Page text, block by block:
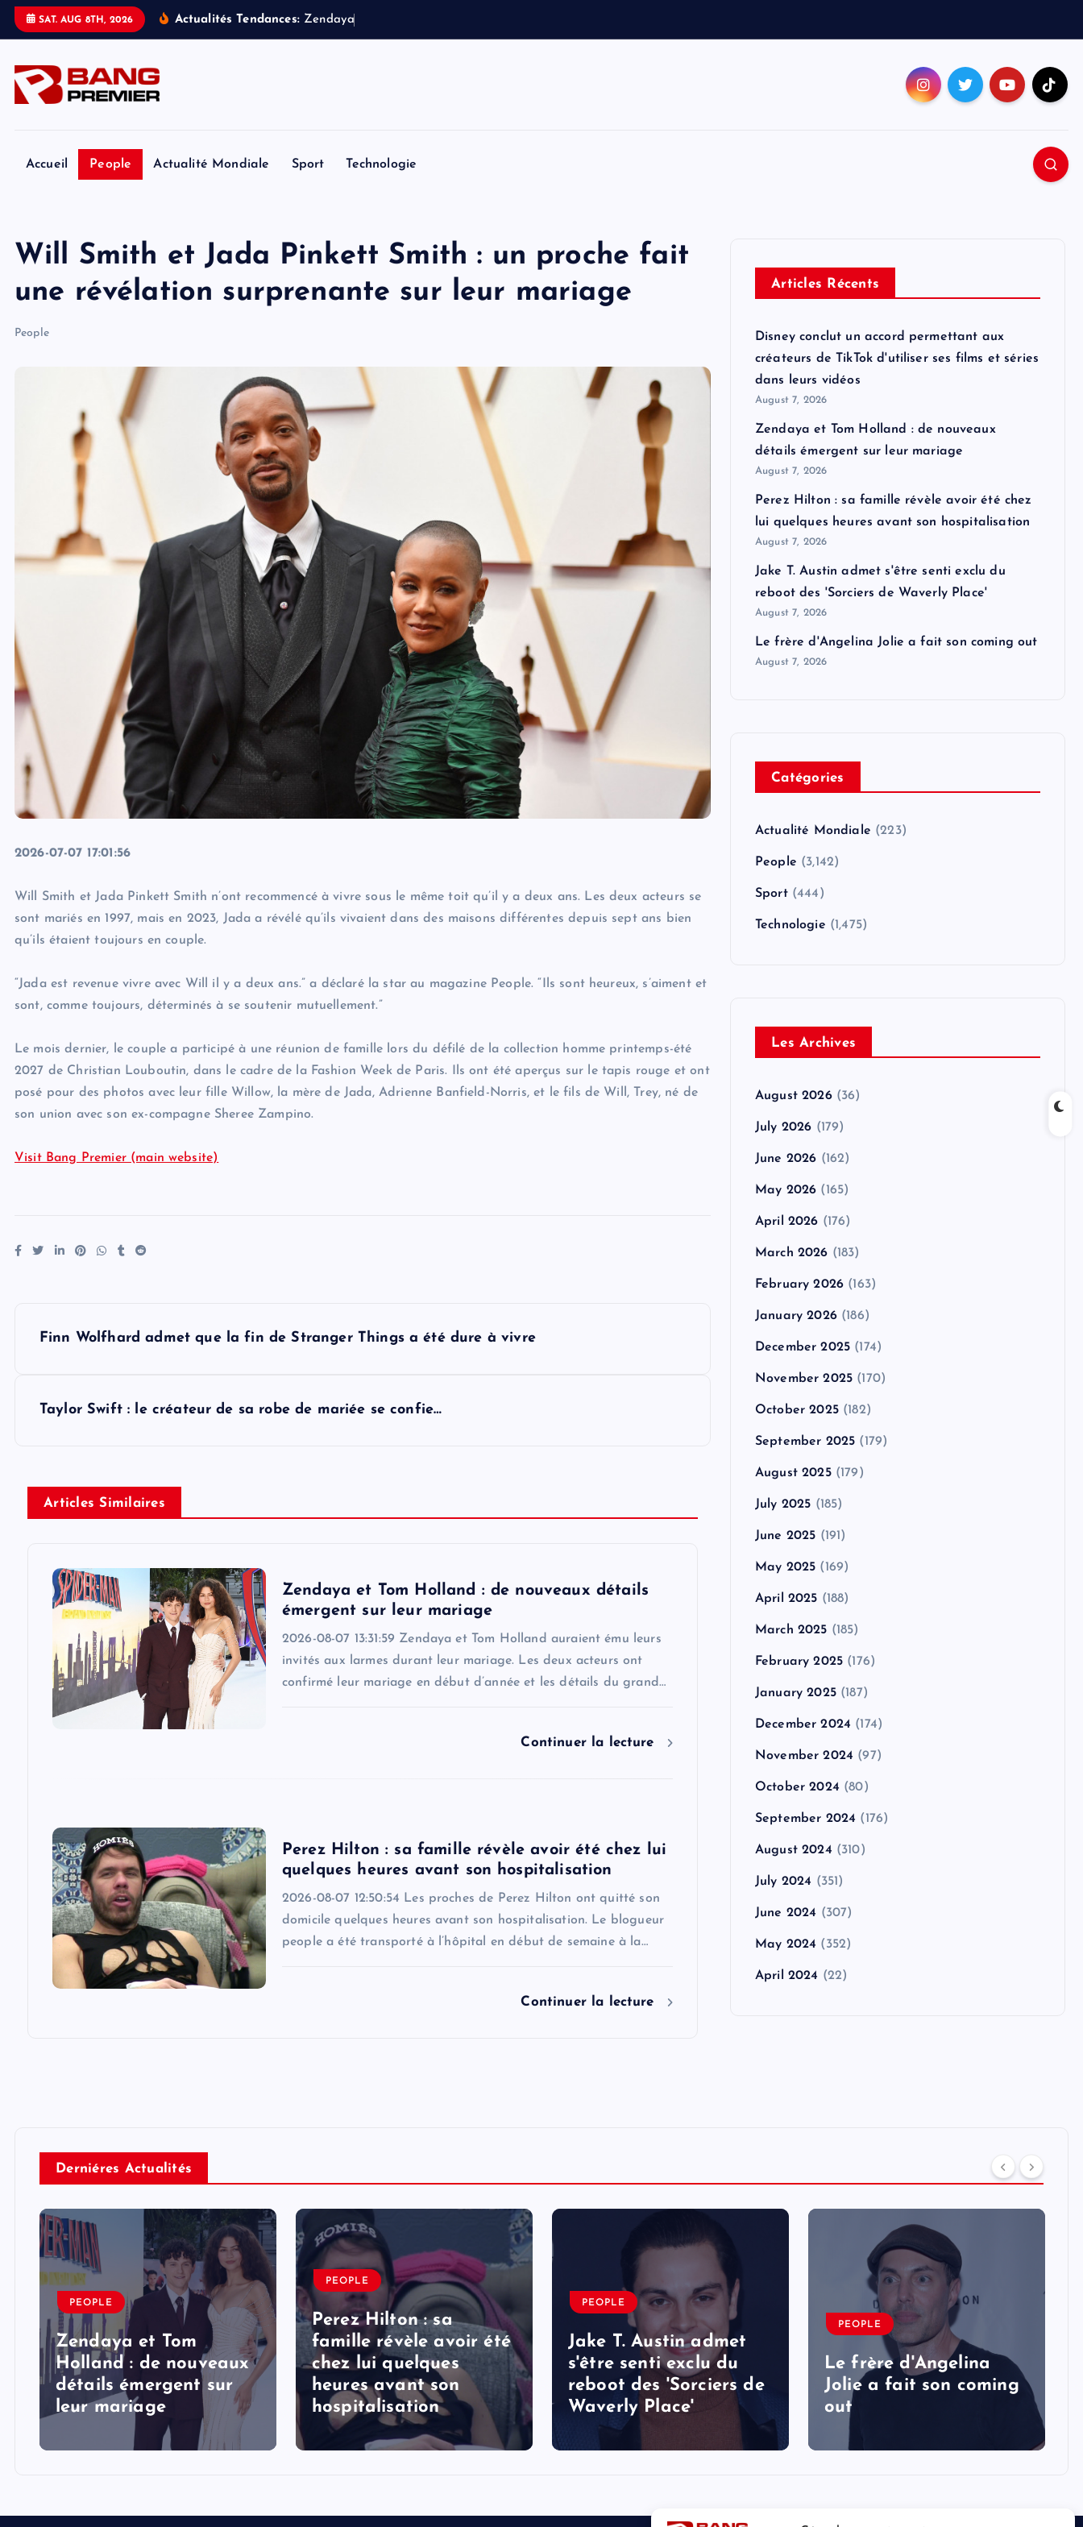
SAT. AUG 8TH, 2026 Actualités Tendances: Zendaya
Accueil People Actualité Mondiale Sport Technologie
Will Smith et Jada Pinkett Smith : un proche fait
une révélation surprenante sur leur mariage
People
2026-07-07 17:01:56
Will Smith et Jada Pinkett Smith n’ont recommencé à vivre sous le même toit qu’il y a deux ans. Les deux acteurs se
sont mariés en 1997, mais en 2023, Jada a révélé qu’ils vivaient dans des maisons différentes depuis sept ans bien
qu’ils étaient toujours en couple.
“Jada est revenue vivre avec Will il y a deux ans.” a déclaré la star au magazine People. “Ils sont heureux, s’aiment et
sont, comme toujours, déterminés à se soutenir mutuellement.”
Le mois dernier, le couple a participé à une réunion de famille lors du défilé de la collection homme printemps-été
2027 de Christian Louboutin, dans le cadre de la Fashion Week de Paris. Ils ont été aperçus sur le tapis rouge et ont
posé pour des photos avec leur fille Willow, la mère de Jada, Adrienne Banfield-Norris, et le fils de Will, Trey, né de
son union avec son ex-compagne Sheree Zampino.
Visit Bang Premier (main website)
Finn Wolfhard admet que la fin de Stranger Things a été dure à vivre
Taylor Swift : le créateur de sa robe de mariée se confie…
Articles Similaires
Zendaya et Tom Holland : de nouveaux détails
émergent sur leur mariage
2026-08-07 13:31:59 Zendaya et Tom Holland auraient ému leurs
invités aux larmes durant leur mariage. Les deux acteurs ont
confirmé leur mariage en début d’année et les détails du grand…
Continuer la lecture
Perez Hilton : sa famille révèle avoir été chez lui
quelques heures avant son hospitalisation
2026-08-07 12:50:54 Les proches de Perez Hilton ont quitté son
domicile quelques heures avant son hospitalisation. Le blogueur
people a été transporté à l’hôpital en début de semaine à la…
Continuer la lecture
Articles Récents
Disney conclut un accord permettant aux
créateurs de TikTok d'utiliser ses films et séries
dans leurs vidéos
August 7, 2026
Zendaya et Tom Holland : de nouveaux
détails émergent sur leur mariage
August 7, 2026
Perez Hilton : sa famille révèle avoir été chez
lui quelques heures avant son hospitalisation
August 7, 2026
Jake T. Austin admet s'être senti exclu du
reboot des 'Sorciers de Waverly Place'
August 7, 2026
Le frère d'Angelina Jolie a fait son coming out
August 7, 2026
Catégories
Actualité Mondiale (223)
People (3,142)
Sport(444)
Technologie (1,475)
Les Archives
August 2026(36)
July 2026 (179)
June 2026 (162)
May 2026 (165)
April 2026 (176)
March 2026 (183)
February 2026 (163)
January 2026(186)
December 2025 (174)
November 2025 (170)
October 2025(182)
September 2025 (179)
August 2025(179)
July 2025 (185)
June 2025 (191)
May 2025 (169)
April 2025 (188)
March 2025 (185)
February 2025 (176)
January 2025(187)
December 2024 (174)
November 2024 (97)
October 2024 (80)
September 2024 (176)
August 2024 (310)
July 2024 (351)
June 2024 (307)
May 2024 (352)
April 2024 (22)
Derniéres Actualités
PEOPLE
Zendaya et Tom
Holland : de nouveaux
détails émergent sur
leur mariage
PEOPLE
Perez Hilton : sa
famille révèle avoir été
chez lui quelques
heures avant son
hospitalisation
PEOPLE
Jake T. Austin admet
s'être senti exclu du
reboot des 'Sorciers de
Waverly Place'
PEOPLE
Le frère d'Angelina
Jolie a fait son coming
out